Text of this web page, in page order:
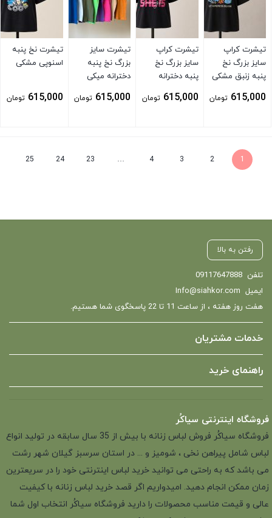
تیشرت کراپ
سایز بزرگ نخ
پنبه زنبق مشکی
615,000 تومان
تیشرت کراپ
سایز بزرگ نخ
پنبه دخترانه
615,000 تومان
تیشرت سایز
بزرگ نخ پنبه
دخترانه میکی
615,000 تومان
تیشرت نخ پنبه
اسنوپی مشکی
615,000 تومان
1
2
3
4
…
23
24
25
رفتن به بالا
تلفن 09117647888
ایمیل Info@siahkor.com
هفت روز هفته ، از ساعت 11 تا 22 پاسخگوی شما هستیم.
خدمات مشتریان
راهنمای خرید
فروشگاه اینترنتی سیاکُر
فروشگاه سیاکُر فروش لباس زنانه با بیش از 35 سال سابقه در تولید انواع
لباس شامل پیراهن نخی ، شومیز و ... در استان سرسبز گیلان شهر رشت
می باشد که به راحتی می توانید خرید لباس اینترنتی خود را در سریعترین
زمان ممکن انجام دهید. امیدواریم اگر قصد خرید لباس زنانه با کیفیت
عالی و قیمت مناسب محصولات را دارید فروشگاه سیاکُر انتخاب اول شما